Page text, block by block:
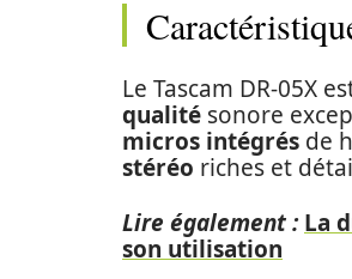
Le Tascam DR-05X
qualité sonore
micros intégrés de
stéréo riches et
Lire également : La
son utilisation